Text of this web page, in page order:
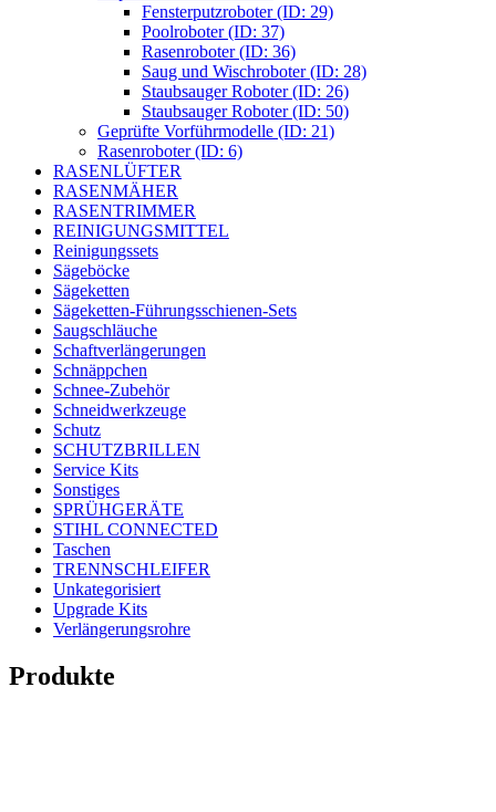
Fensterputzroboter (ID: 29)
Poolroboter (ID: 37)
Rasenroboter (ID: 36)
Saug und Wischroboter (ID: 28)
Staubsauger Roboter (ID: 26)
Staubsauger Roboter (ID: 50)
Geprüfte Vorführmodelle (ID: 21)
Rasenroboter (ID: 6)
RASENLÜFTER
RASENMÄHER
RASENTRIMMER
REINIGUNGSMITTEL
Reinigungssets
Sägeböcke
Sägeketten
Sägeketten-Führungsschienen-Sets
Saugschläuche
Schaftverlängerungen
Schnäppchen
Schnee-Zubehör
Schneidwerkzeuge
Schutz
SCHUTZBRILLEN
Service Kits
Sonstiges
SPRÜHGERÄTE
STIHL CONNECTED
Taschen
TRENNSCHLEIFER
Unkategorisiert
Upgrade Kits
Verlängerungsrohre
Produkte